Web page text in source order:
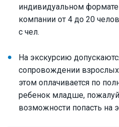
индивидуальном
компании от 4 до 20
с чел.
На экскурсию
сопровождении
этом оплачивается по
ребенок младше,
возможности попасть на